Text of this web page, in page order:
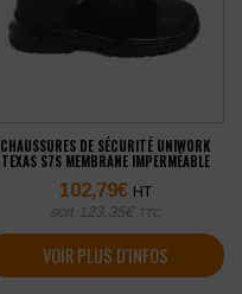
CHAUSSURES DE SÉCURITÉ UNIWORK
TEXAS S7S MEMBRANE IMPERMÉABLE
102,79€ HT
soit 123,35€ TTC
VOIR PLUS D'INFOS